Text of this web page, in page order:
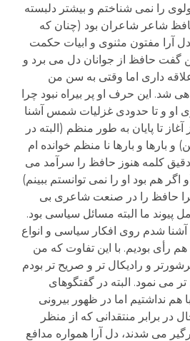
را نمی شناختم و بیشتر دلبسته
شاعر شاعران بود (چنان که
آرا مفتون مثنوی و ابیات حکمت
گفت حافظ از جوانان دل می برد و
داری اما وقتی به سن من
شد. این حرف او پر بیراه نبود چرا
او و تا حدودی غزلیات شمس آشنا
تا پایان به طور منظم (البته در
و بارها و بارها نا منظم خوانده ام
کلمه هنوز حافظ را سرآمد می
هم بود او را نمی توانستم ببینم)
چرا حافظ را در صنعت شاعری بی
پیوند ما البته مسائل سیاسی بود.
آشنا شدم روی افکار سیاسی و انواع
هم رأی بودیم. با این تفاوت که من
و رادیکال تر و صریح تر بودم
می نمود. البته در گفتگوهای
نداشتیم اما در ظهور بیرونی
در برابر منتقدانی که از منظر
می شدند، دل آرا همواره مدافع